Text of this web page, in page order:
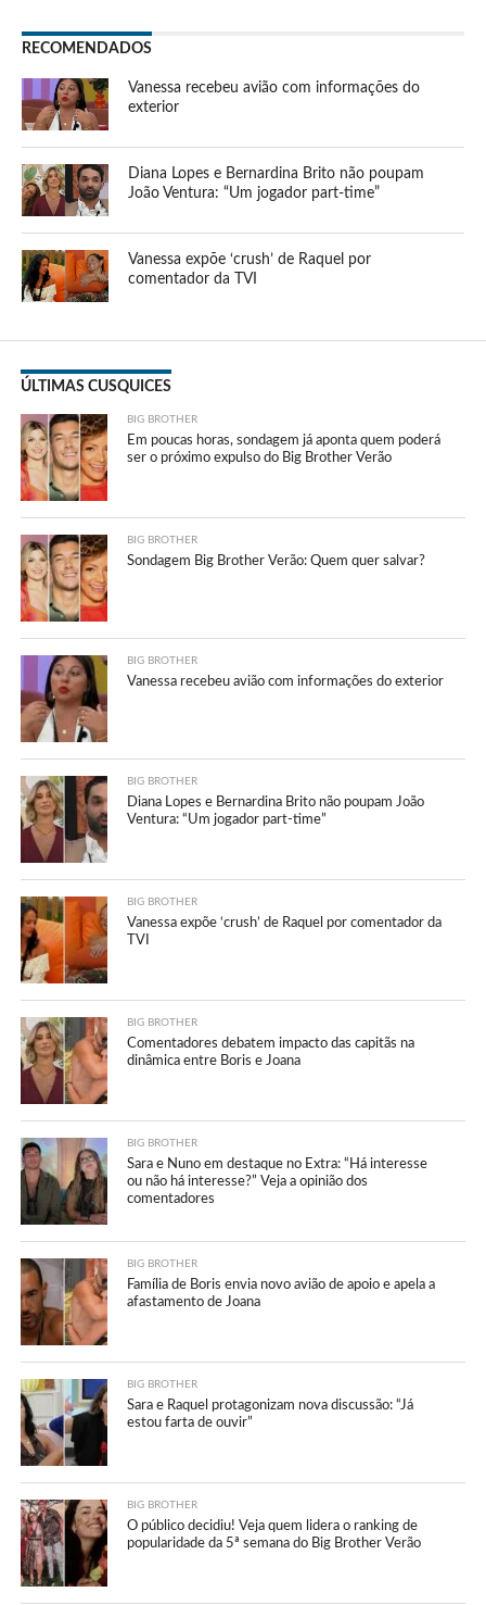
RECOMENDADOS
Vanessa recebeu avião com informações do
exterior
Diana Lopes e Bernardina Brito não poupam
João Ventura: “Um jogador part-time”
Vanessa expõe ‘crush’ de Raquel por
comentador da TVI
ÚLTIMAS CUSQUICES
BIG BROTHER
Em poucas horas, sondagem já aponta quem poderá
ser o próximo expulso do Big Brother Verão
BIG BROTHER
Sondagem Big Brother Verão: Quem quer salvar?
BIG BROTHER
Vanessa recebeu avião com informações do exterior
BIG BROTHER
Diana Lopes e Bernardina Brito não poupam João
Ventura: “Um jogador part-time”
BIG BROTHER
Vanessa expõe ‘crush’ de Raquel por comentador da
TVI
BIG BROTHER
Comentadores debatem impacto das capitãs na
dinâmica entre Boris e Joana
BIG BROTHER
Sara e Nuno em destaque no Extra: “Há interesse
ou não há interesse?” Veja a opinião dos
comentadores
BIG BROTHER
Família de Boris envia novo avião de apoio e apela a
afastamento de Joana
BIG BROTHER
Sara e Raquel protagonizam nova discussão: “Já
estou farta de ouvir”
BIG BROTHER
O público decidiu! Veja quem lidera o ranking de
popularidade da 5ª semana do Big Brother Verão